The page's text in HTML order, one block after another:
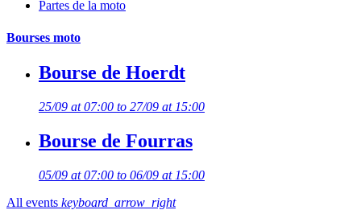
Partes de la moto
Bourses moto
Bourse de Hoerdt
25/09 at 07:00 to 27/09 at 15:00
Bourse de Fourras
05/09 at 07:00 to 06/09 at 15:00
All events keyboard_arrow_right